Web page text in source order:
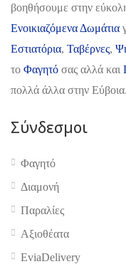
βοηθήσουμε στην
Ενοικιαζόμενα Δωμάτια
Εστιατόρια, Ταβέρνες,
το Φαγητό σας αλλά και
πολλά άλλα στην Εύβοια.
Σύνδεσμοι
Φαγητό
Διαμονή
Παραλίες
Αξιοθέατα
EviaDelivery